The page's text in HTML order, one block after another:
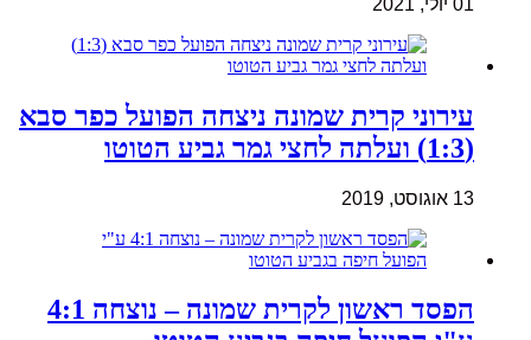
עירוני קרית שמונה ניצחה הפועל כפר סבא
(1:3) ועלתה לחצי גמר גביע הטוטו
13 אוגוסט, 2019
הפסד ראשון לקרית שמונה – נוצחה 4:1